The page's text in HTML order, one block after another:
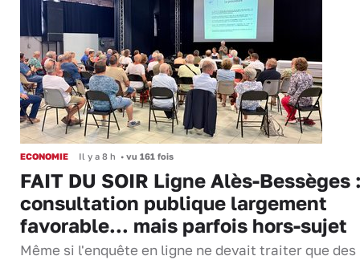
ECONOMIE Il y a 8 h • vu 161 fois
FAIT DU SOIR Ligne Alès-Bessèges
consultation publique largement
favorable... mais parfois hors-sujet
Même si l'enquête en ligne ne devait traiter que des